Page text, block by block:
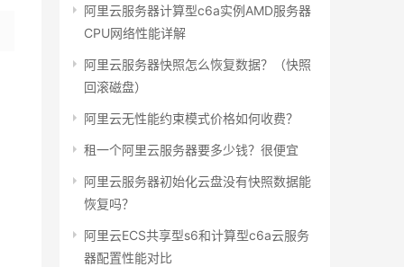
阿里云服务器计算型c6a实例AMD服务器
CPU网络性能详解
阿里云服务器快照怎么恢复数据？（快照
回滚磁盘）
阿里云无性能约束模式价格如何收费？
租一个阿里云服务器要多少钱？很便宜
阿里云服务器初始化云盘没有快照数据能
恢复吗？
阿里云ECS共享型s6和计算型c6a云服务
器配置性能对比